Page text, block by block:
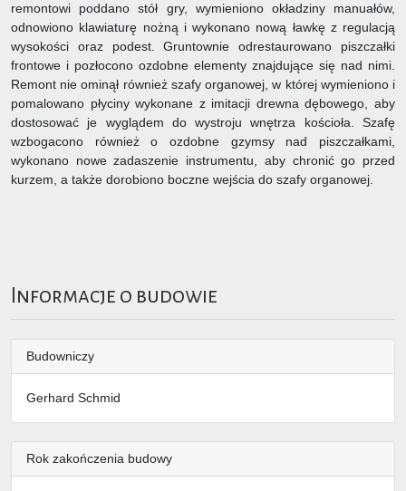
remontowi poddano stół gry, wymieniono okładziny manuałów,
odnowiono klawiaturę nożną i wykonano nową ławkę z regulacją
wysokości oraz podest. Gruntownie odrestaurowano piszczałki
frontowe i pozłocono ozdobne elementy znajdujące się nad nimi.
Remont nie ominął również szafy organowej, w której wymieniono i
pomalowano płyciny wykonane z imitacji drewna dębowego, aby
dostosować je wyglądem do wystroju wnętrza kościoła. Szafę
wzbogacono również o ozdobne gzymsy nad piszczałkami,
wykonano nowe zadaszenie instrumentu, aby chronić go przed
kurzem, a także dorobiono boczne wejścia do szafy organowej.
Informacje o budowie
Budowniczy
Gerhard Schmid
Rok zakończenia budowy